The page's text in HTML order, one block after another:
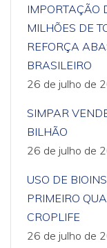
IMPORTAÇÃO
MILHÕES DE
REFORÇA
BRASILEIRO
26 de julho de
SIMPAR
BILHÃO
26 de julho de
USO DE
PRIMEIRO
CROPLIFE
26 de julho de